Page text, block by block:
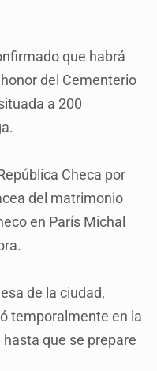
que habrá
del Cementerio
a 200
Checa por
del matrimonio
en París Michal
de la ciudad,
temporalmente en la
que se prepare